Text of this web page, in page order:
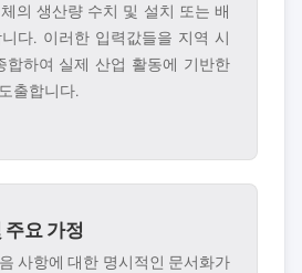
의 생산량 수치 및 설치 또는 배
다. 이러한 입력값들을 지역 시
합하여 실제 산업 활동에 기반한
출합니다.
주요 가정
사항에 대한 명시적인 문서화가